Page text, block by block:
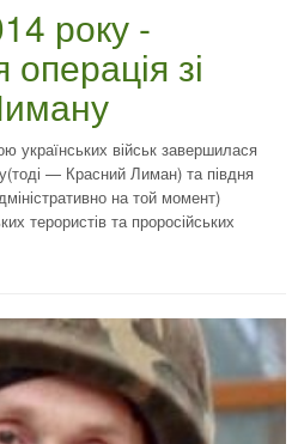
року -
зі
українських військ завершилася
— Красний Лиман) та півдня
на той момент)
терористів та проросійських